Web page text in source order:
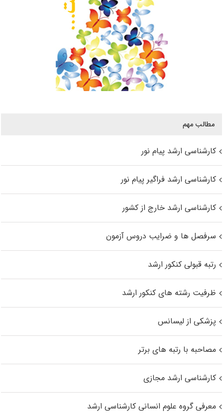
مطالب مهم
کارشناسی ارشد پیام نور
کارشناسی ارشد فراگیر پیام نور
کارشناسی ارشد خارج از کشور
سرفصل ها و ضرایب دروس آزمون
رتبه قبولی کنکور ارشد
ظرفیت رشته های کنکور ارشد
پزشکی از لیسانس
مصاحبه با رتبه های برتر
کارشناسی ارشد مجازی
معرفی گروه علوم انسانی کارشناسی ارشد